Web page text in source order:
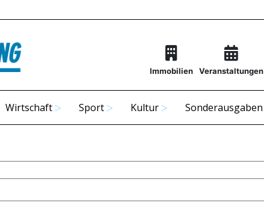
Immobilien Veranstaltungen
Wirtschaft Sport Kultur Sonderausgaben